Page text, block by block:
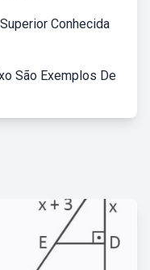
Conhecida
São Exemplos De